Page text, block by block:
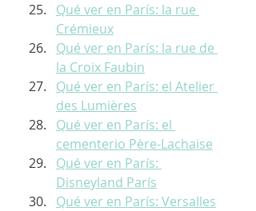
Qué ver en París: la rue
Crémieux
Qué ver en París: la rue de
la Croix Faubin
Qué ver en París: el Atelier
des Lumières
Qué ver en París: el
cementerio Père-Lachaise
Qué ver en París:
Disneyland París
Qué ver en París: Versalles